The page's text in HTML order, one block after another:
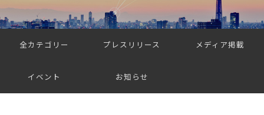
全カテゴリー プレスリリース メディア掲載
イベント お知らせ